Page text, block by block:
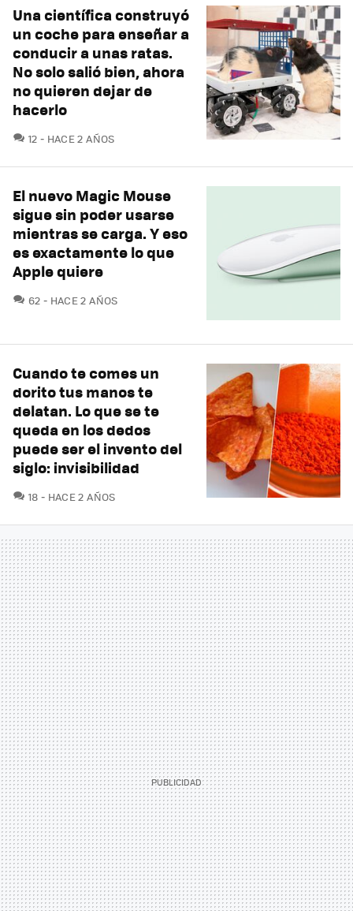
Una científica construyó
un coche para enseñar a
conducir a unas ratas.
No solo salió bien, ahora
no quieren dejar de
hacerlo
12 COMENTARIOS
HACE 2 AÑOS
El nuevo Magic Mouse
sigue sin poder usarse
mientras se carga. Y eso
es exactamente lo que
Apple quiere
62 COMENTARIOS
HACE 2 AÑOS
Cuando te comes un
dorito tus manos te
delatan. Lo que se te
queda en los dedos
puede ser el invento del
siglo: invisibilidad
18 COMENTARIOS
HACE 2 AÑOS